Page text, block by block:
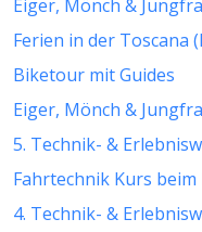
Eiger, Mönch &
Ferien in der Toscana
Biketour mit Guides
Eiger, Mönch &
5. Technik- &
Fahrtechnik Kurs
4. Technik- &